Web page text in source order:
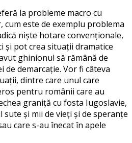
la probleme macro cu
cum este de exemplu problema
nişte hotare convenţionale,
şi pot crea situaţii dramatice
ghinionul să rămână de
demarcaţie. Vor fi câteva
dintre care unul care
pentru românii care au
graniţă cu fosta Iugoslavie,
şi mii de vieţi şi de speranţe
care s-au înecat în apele